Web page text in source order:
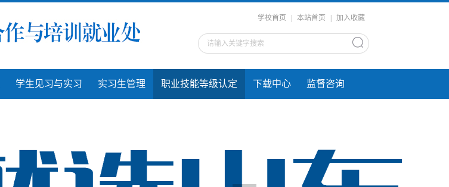
学校首页 本站首页 加入收藏
学生见习与实习 实习生管理 职业技能等级认定 下载中心 监督咨询